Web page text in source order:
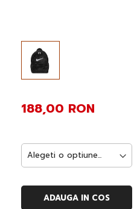
188,00 RON
ADAUGA IN COS